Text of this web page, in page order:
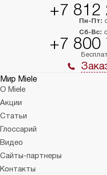
+7 812
Пн-Пт:
Сб-Вс:
+7 800
Мир Miele
О Miele
Акции
Статьи
Глоссарий
Видео
Сайты-партнеры
Контакты